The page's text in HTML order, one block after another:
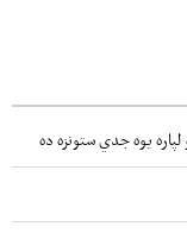
لپاره یوه جدي ستونزه ده